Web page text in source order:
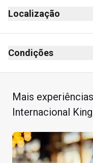
Localização
Condições
Estadia máxima: 4
Mais
Internacional